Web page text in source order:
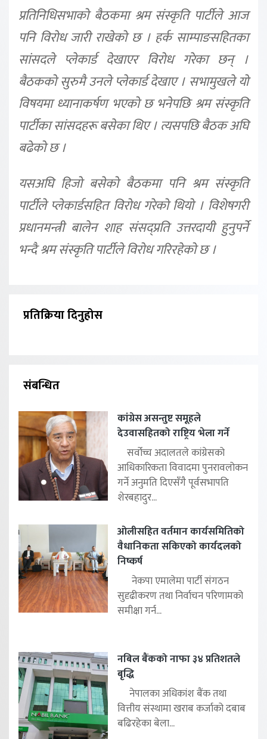
प्रतिनिधिसभाको बैठकमा श्रम संस्कृति पार्टीले आज
पनि विरोध जारी राखेको छ । हर्क साम्पाङसहितका
सांसदले प्लेकार्ड देखाएर विरोध गरेका छन् ।
बैठकको सुरुमै उनले प्लेकार्ड देखाए । सभामुखले यो
विषयमा ध्यानाकर्षण भएको छ भनेपछि श्रम संस्कृति
पार्टीका सांसदहरू बसेका थिए । त्यसपछि बैठक अघि
बढेको छ ।
यसअघि हिजो बसेको बैठकमा पनि श्रम संस्कृति
पार्टीले प्लेकार्डसहित विरोध गरेको थियो । विशेषगरी
प्रधानमन्त्री बालेन शाह संसद्प्रति उत्तरदायी हुनुपर्ने
भन्दै श्रम संस्कृति पार्टीले विरोध गरिरहेको छ ।
प्रतिक्रिया दिनुहोस
संबन्धित
कांग्रेस असन्तुष्ट समूहले
देउवासहितको राष्ट्रिय भेला गर्ने
सर्वोच्च अदालतले कांग्रेसको
आधिकारिकता विवादमा पुनरावलोकन
गर्ने अनुमति दिएसँगै पूर्वसभापति
शेरबहादुर...
ओलीसहित वर्तमान कार्यसमितिको
वैधानिकता सकिएको कार्यदलको
निष्कर्ष
नेकपा एमालेमा पार्टी संगठन
सुदृढीकरण तथा निर्वाचन परिणामको
समीक्षा गर्न...
नबिल बैंकको नाफा ३४ प्रतिशतले
बृद्धि
नेपालका अधिकांश बैंक तथा
वित्तीय संस्थामा खराब कर्जाको दबाब
बढिरहेका बेला...